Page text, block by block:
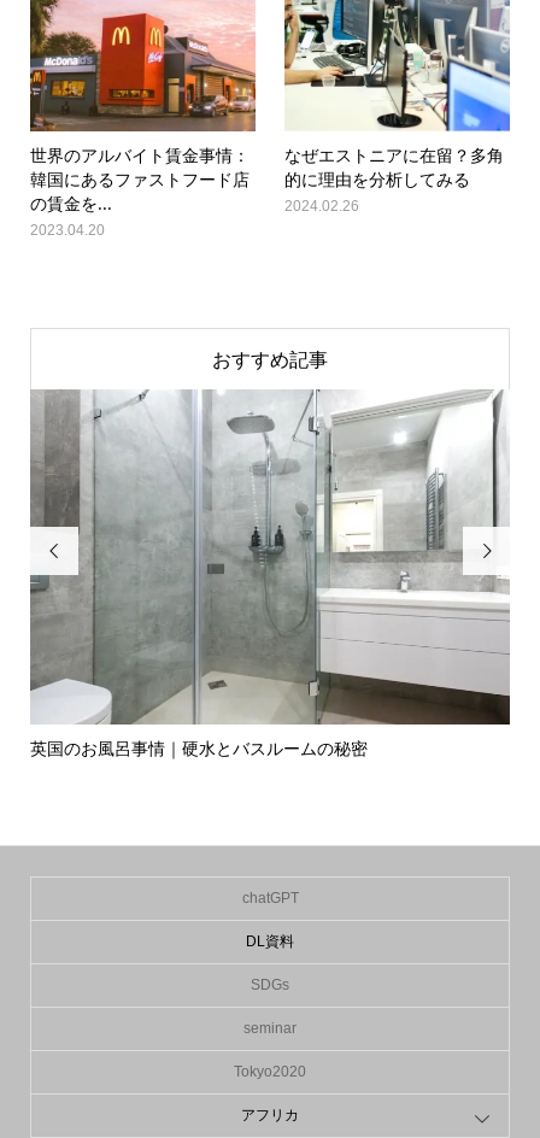
世界のアルバイト賃金事情：
韓国にあるファストフード店
の賃金を...
2023.04.20
なぜエストニアに在留？多角
的に理由を分析してみる
2024.02.26
おすすめ記事

英国のお風呂事情｜硬水とバスルームの秘密

chatGPT
DL資料
SDGs
seminar
Tokyo2020
アフリカ